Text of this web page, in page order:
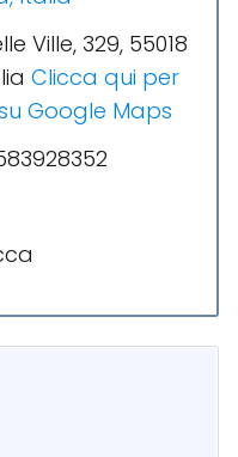
Ville, 329, 55018
Clicca qui per
Google Maps